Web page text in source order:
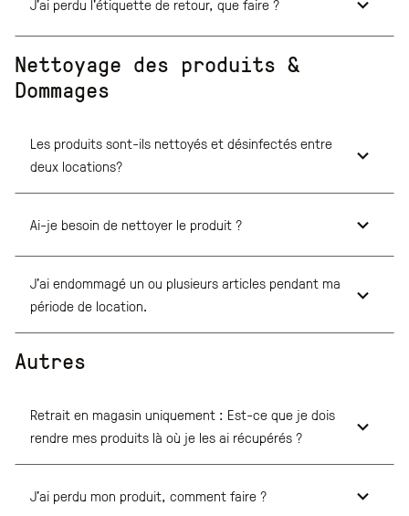
J'ai perdu l'étiquette de retour, que faire ?
Nettoyage des produits &
Dommages
Les produits sont-ils nettoyés et désinfectés entre
deux locations?
Ai-je besoin de nettoyer le produit ?
J'ai endommagé un ou plusieurs articles pendant ma
période de location.
Autres
Retrait en magasin uniquement : Est-ce que je dois
rendre mes produits là où je les ai récupérés ?
J'ai perdu mon produit, comment faire ?